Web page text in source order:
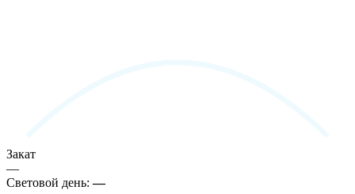
Закат
—
Световой день:—